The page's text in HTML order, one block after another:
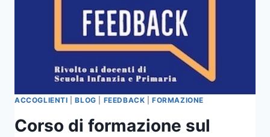
ANCHE
ALLA
LUCE
DELLE
NUOVE
NORMATIVE”
ACCOGLIENTI |BLOG FEEDBACK |FORMAZIONE
Corso di formazione sul